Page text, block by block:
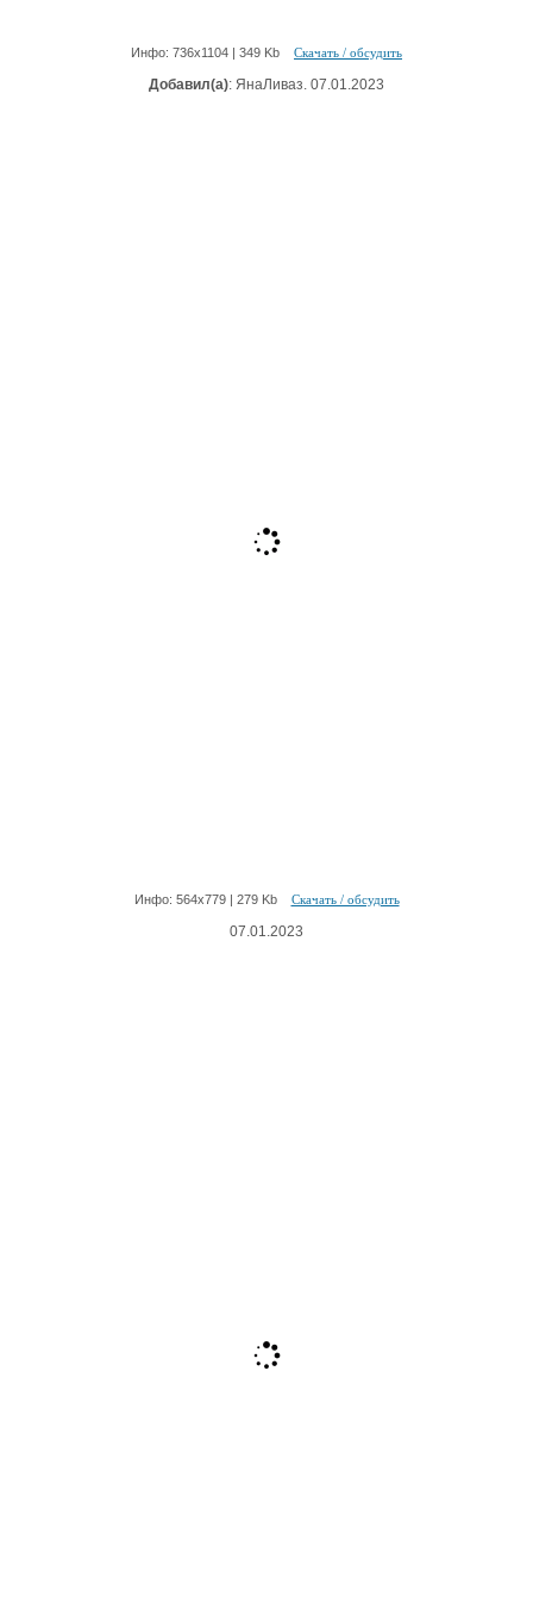
Инфо: 736х1104 | 349 Kb Скачать / обсудить
Добавил(а): ЯнаЛиваз. 07.01.2023
Инфо: 564х779 | 279 Kb Скачать / обсудить
07.01.2023